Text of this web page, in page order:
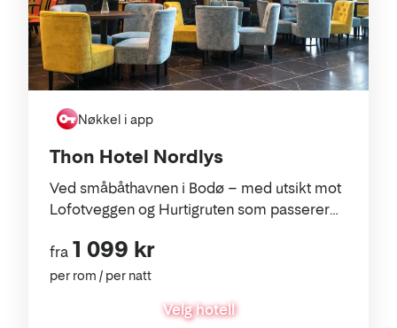
Thon Hotel Nordlys
Ved småbåthavnen i Bodø – med utsikt mot
Lofotveggen og Hurtigruten som passerer
Nøkkel i app
fra 1 099 kr
per rom / per natt
Velg hotell